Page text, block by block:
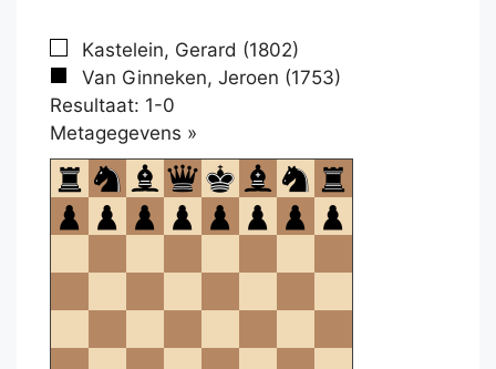
Kastelein, Gerard (1802)
Van Ginneken, Jeroen (1753)
Resultaat: 1-0
Metagegevens »
om
te
openen.